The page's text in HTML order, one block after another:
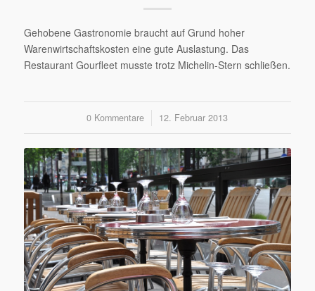
Gehobene Gastronomie braucht auf Grund hoher
Warenwirtschaftskosten eine gute Auslastung. Das
Restaurant Gourfleet musste trotz Michelin-Stern schließen.
0 Kommentare
/ 12. Februar 2013